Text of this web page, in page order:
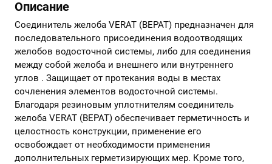
Описание
Соединитель желоба VERAT (ВЕРАТ) предназначен для
последовательного присоединения водоотводящих
желобов водосточной системы, либо для соединения
между собой желоба и внешнего или внутреннего
углов . Защищает от протекания воды в местах
сочленения элементов водосточной системы.
Благодаря резиновым уплотнителям соединитель
желоба VERAT (ВЕРАТ) обеспечивает герметичность и
целостность конструкции, применение его
освобождает от необходимости применения
дополнительных герметизирующих мер. Кроме того,